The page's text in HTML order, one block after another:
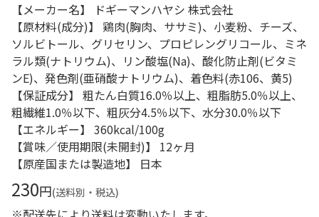
【メーカー名】 ドギーマンハヤシ 株式会社
【原材料(成分)】 鶏肉(胸肉、ササミ)、小麦粉、チーズ、
ソルビトール、グリセリン、プロピレングリコール、ミネ
ラル類(ナトリウム)、リン酸塩(Na)、酸化防止剤(ビタミ
ンE)、発色剤(亜硝酸ナトリウム)、着色料(赤106、黄5)
【保証成分】 粗たん白質16.0％以上、粗脂肪5.0％以上、
粗繊維1.0％以下、粗灰分4.5％以下、水分30.0％以下
【エネルギー】 360kcal/100g
【賞味／使用期限(未開封)】 12ヶ月
【原産国または製造地】 日本
230円(送料別・税込)